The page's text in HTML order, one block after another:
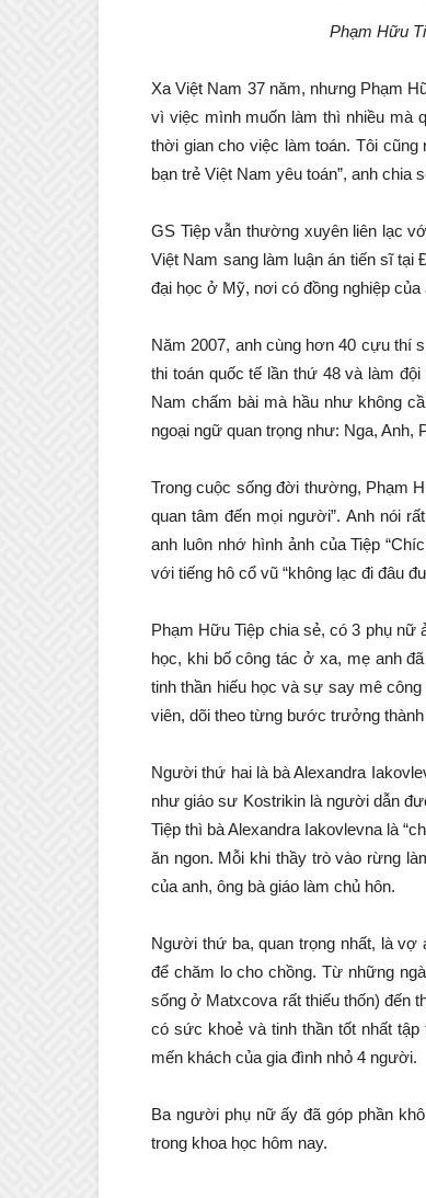
Phạm Hữu
Xa Việt Nam 37 năm, nhưng Phạm
vì việc mình muốn làm thì nhiều mà
thời gian cho việc làm toán. Tôi
bạn trẻ Việt Nam yêu toán”, anh chia
GS Tiệp vẫn thường xuyên liên lạc
Việt Nam sang làm luận án tiến sĩ
đại học ở Mỹ, nơi có đồng nghiệp của
Năm 2007, anh cùng hơn 40 cựu thí
thi toán quốc tế lần thứ 48 và làm
Nam chấm bài mà hầu như không
ngoại ngữ quan trọng như: Nga,
Trong cuộc sống đời thường, Phạm
quan tâm đến mọi người”. Anh nói
anh luôn nhớ hình ảnh của Tiệp
với tiếng hô cổ vũ “không lạc đi đâu
Phạm Hữu Tiệp chia sẻ, có 3 phụ nữ
học, khi bố công tác ở xa, mẹ anh
tinh thần hiếu học và sự say mê
viên, dõi theo từng bước trưởng
Người thứ hai là bà Alexandra
như giáo sư Kostrikin là người dẫn
Tiệp thì bà Alexandra Iakovlevna là
ăn ngon. Mỗi khi thầy trò vào rừng
của anh, ông bà giáo làm chủ hôn.
Người thứ ba, quan trọng nhất, là vợ
để chăm lo cho chồng. Từ những
sống ở Matxcova rất thiếu thốn) đến
có sức khoẻ và tinh thần tốt nhất
mến khách của gia đình nhỏ 4 người.
Ba người phụ nữ ấy đã góp phần
trong khoa học hôm nay.